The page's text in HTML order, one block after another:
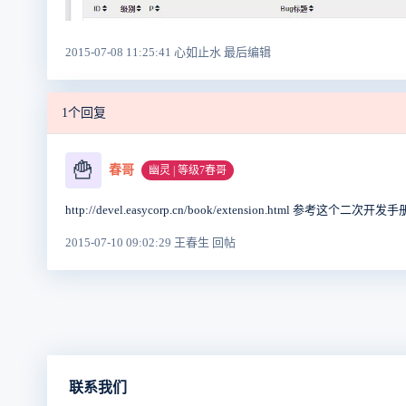
2015-07-08 11:25:41 心如止水 最后编辑
1个回复
🍟 春哥 幽灵 | 等级7春哥
http://devel.easycorp.cn/book/extension.html 参考这个二次开发手
2015-07-10 09:02:29 王春生 回帖
联系我们